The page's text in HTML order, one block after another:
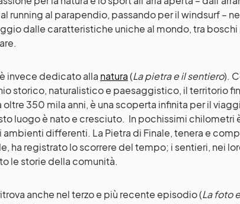
running al parapendio, passando per il windsurf –
dalle caratteristiche uniche al mondo, tra boschi
invece dedicato alla natura(La pietra e il sentiero).
storico, naturalistico e paesaggistico, il territorio
350 mila anni, è una scoperta infinita per il
luogo è nato e cresciuto. In pochissimi chilometri
ambienti differenti. La Pietra di Finale, tenera e
ha registrato lo scorrere del tempo; i sentieri, nei
le storie della comunità.
anche nel terzo e più recente episodio (La foto